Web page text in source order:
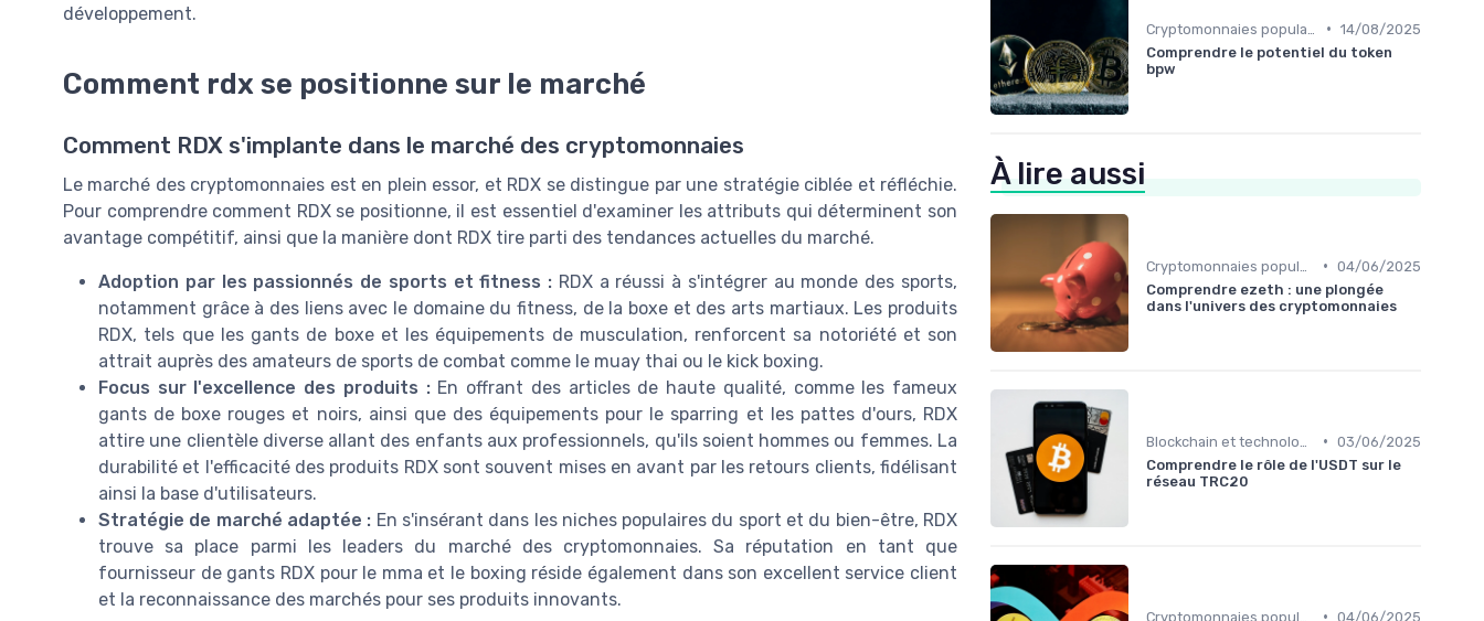
développement.
Comment rdx se positionne sur le marché
Comment RDX s'implante dans le marché des cryptomonnaies
Le marché des cryptomonnaies est en plein essor, et RDX se distingue par une stratégie ciblée et réfléchie.
Pour comprendre comment RDX se positionne, il est essentiel d'examiner les attributs qui déterminent son
avantage compétitif, ainsi que la manière dont RDX tire parti des tendances actuelles du marché.
Adoption par les passionnés de sports et fitness : RDX a réussi à s'intégrer au monde des sports,
notamment grâce à des liens avec le domaine du fitness, de la boxe et des arts martiaux. Les produits
RDX, tels que les gants de boxe et les équipements de musculation, renforcent sa notoriété et son
attrait auprès des amateurs de sports de combat comme le muay thai ou le kick boxing.
Focus sur l'excellence des produits :En offrant des articles de haute qualité, comme les fameux
gants de boxe rouges et noirs, ainsi que des équipements pour le sparring et les pattes d'ours, RDX
attire une clientèle diverse allant des enfants aux professionnels, qu'ils soient hommes ou femmes. La
durabilité et l'efficacité des produits RDX sont souvent mises en avant par les retours clients, fidélisant
ainsi la base d'utilisateurs.
Stratégie de marché adaptée : En s'insérant dans les niches populaires du sport et du bien-être, RDX
trouve sa place parmi les leaders du marché des cryptomonnaies. Sa réputation en tant que
fournisseur de gants RDX pour le mma et le boxing réside également dans son excellent service client
et la reconnaissance des marchés pour ses produits innovants.
• 14/08/2025
Comprendre le potentiel du token
bpw
À lire aussi
• 04/06/2025
Comprendre ezeth : une plongée
dans l'univers des cryptomonnaies
• 03/06/2025
Comprendre le rôle de l'USDT sur le
réseau TRC20
• 04/06/2025